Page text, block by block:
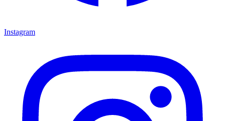
Instagram